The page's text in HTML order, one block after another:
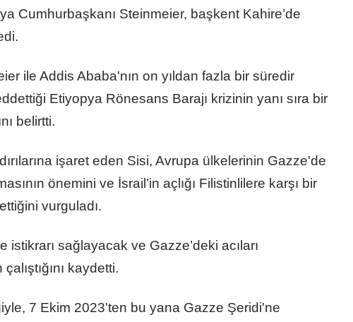
Cumhurbaşkanı Steinmeier, başkent Kahire’de
ile Addis Ababa'nın on yıldan fazla bir süredir
Etiyopya Rönesans Barajı krizinin yanı sıra bir
belirtti.
işaret eden Sisi, Avrupa ülkelerinin Gazze'de
önemini ve İsrail’in açlığı Filistinlilere karşı bir
vurguladı.
sağlayacak ve Gazze’deki acıları
kaydetti.
7 Ekim 2023'ten bu yana Gazze Şeridi'ne